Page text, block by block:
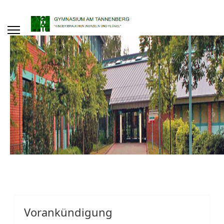
Vorankündigung